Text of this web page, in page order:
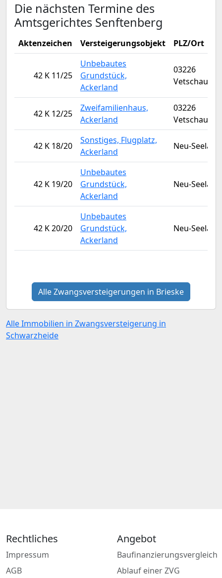
Die nächsten Termine des
Amtsgerichtes Senftenberg
Aktenzeichen Versteigerungsobjekt PLZ/Ort
42 K 11/25
Unbebautes
Grundstück,
Ackerland
03226
Vetschau/
42 K 12/25
Zweifamilienhaus,
Ackerland
03226
Vetschau/
42 K 18/20
Sonstiges, Flugplatz,
Ackerland
Neu-Seeland
42 K 19/20
Unbebautes
Grundstück,
Ackerland
Neu-Seeland
42 K 20/20
Unbebautes
Grundstück,
Ackerland
Neu-Seeland
Alle Zwangsversteigerungen in Brieske
Alle Immobilien in Zwangsversteigerung in
Schwarzheide
Rechtliches
Impressum
AGB
Angebot
Baufinanzierungsvergleich
Ablauf einer ZVG